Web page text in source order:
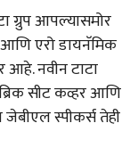
ग्रुप आपल्यासमोर
एरो डायनॅमिक
आहे. नवीन टाटा
सीट कव्हर आणि
स्पीकर्स तेही